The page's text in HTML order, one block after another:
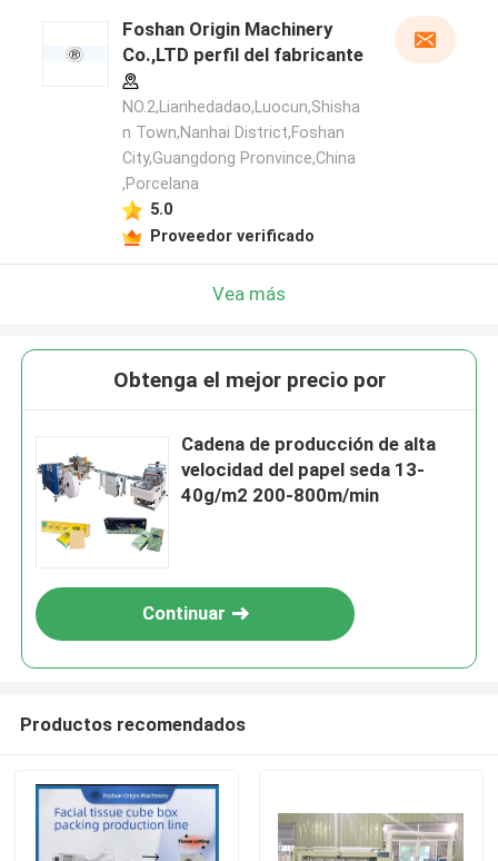
Foshan Origin Machinery
Co.,LTD perfil del fabricante
NO.2,Lianhedadao,Luocun,Shisha
n Town,Nanhai District,Foshan
City,Guangdong Pronvince,China
,Porcelana
5.0
Proveedor verificado
Vea más
Obtenga el mejor precio por
Cadena de producción de alta
velocidad del papel seda 13-
40g/m2 200-800m/min
Continuar
Productos recomendados